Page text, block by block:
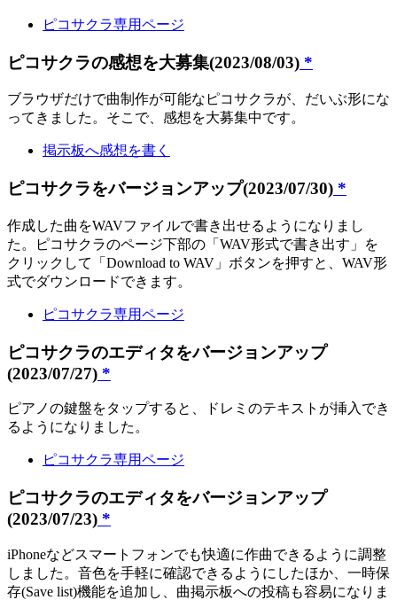
ピコサクラ専用ページ
ピコサクラの感想を大募集(2023/08/03) *
ブラウザだけで曲制作が可能なピコサクラが、だいぶ形にな
ってきました。そこで、感想を大募集中です。
掲示板へ感想を書く
ピコサクラをバージョンアップ(2023/07/30) *
作成した曲をWAVファイルで書き出せるようになりまし
た。ピコサクラのページ下部の「WAV形式で書き出す」を
クリックして「Download to WAV」ボタンを押すと、WAV形
式でダウンロードできます。
ピコサクラ専用ページ
ピコサクラのエディタをバージョンアップ
(2023/07/27) *
ピアノの鍵盤をタップすると、ドレミのテキストが挿入でき
るようになりました。
ピコサクラ専用ページ
ピコサクラのエディタをバージョンアップ
(2023/07/23) *
iPhoneなどスマートフォンでも快適に作曲できるように調整
しました。音色を手軽に確認できるようにしたほか、一時保
存(Save list)機能を追加し、曲掲示板への投稿も容易になりま